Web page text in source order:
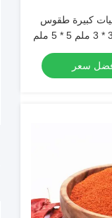
كبيرة طقوس
الفلفل المجفف بالهواء 3 * 3 ملم 5 * 5 ملم
سعر